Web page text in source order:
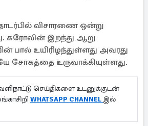
விசாரணை ஒன்று
கரோலின் இறந்து ஆறு
பால் உயிரிழந்துள்ளது அவரது
சோகத்தை உருவாக்கியுள்ளது.
செய்திகளை உடனுக்குடன்
WHATSAPP CHANNEL இல்